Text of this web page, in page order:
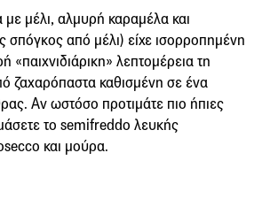
μέλι, αλμυρή καραμέλα και
από μέλι) είχε ισορροπημένη
«παιχνιδιάρικη» λεπτομέρεια τη
ζαχαρόπαστα καθισμένη σε ένα
Αν ωστόσο προτιμάτε πιο ήπιες
το semifreddo λευκής
και μούρα.